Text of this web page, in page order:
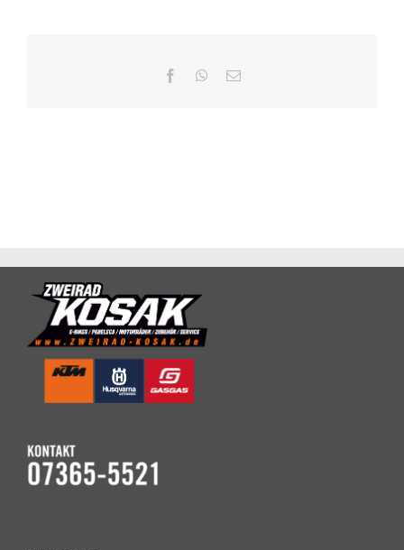
FacebookWhatsApp
E-